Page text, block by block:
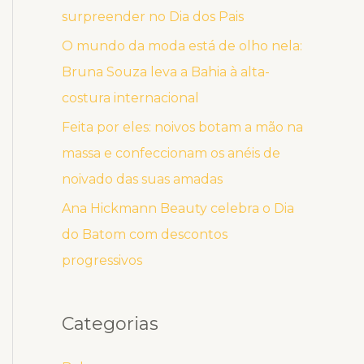
surpreender no Dia dos Pais
O mundo da moda está de olho nela:
Bruna Souza leva a Bahia à alta-
costura internacional
Feita por eles: noivos botam a mão na
massa e confeccionam os anéis de
noivado das suas amadas
Ana Hickmann Beauty celebra o Dia
do Batom com descontos
progressivos
Categorias